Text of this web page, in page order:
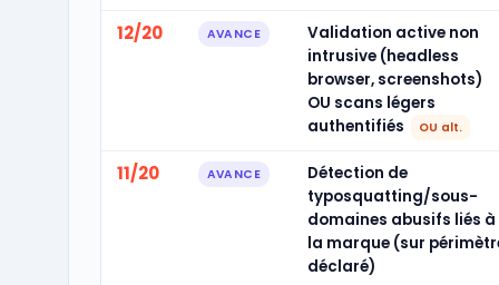
12/20 AVANCE
Validation active non
intrusive (headless
browser, screenshots)
OU scans légers
authentifiés
OU alt.
11/20 AVANCE
Détection de
typosquatting/sous-
domaines abusifs liés à
la marque (sur
déclaré)